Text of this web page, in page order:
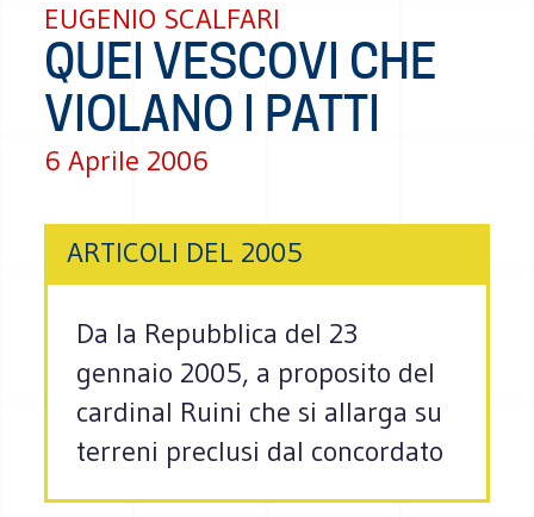
EUGENIO SCALFARI
QUEI VESCOVI CHE
VIOLANO I PATTI
6 Aprile 2006
ARTICOLI DEL 2005
Da la Repubblica del 23
gennaio 2005, a proposito del
cardinal Ruini che si allarga su
terreni preclusi dal concordato